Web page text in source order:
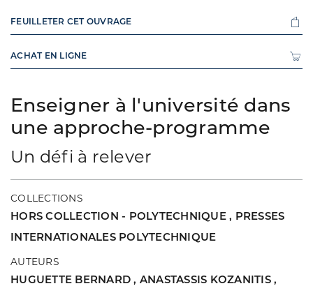
Enseigner à l'université dans
une approche-programme
Un défi à relever
COLLECTIONS
HORS COLLECTION - POLYTECHNIQUE , PRESSES
INTERNATIONALES POLYTECHNIQUE
AUTEURS
HUGUETTE BERNARD, ANASTASSIS KOZANITIS ,
FEUILLETER CET OUVRAGE
ACHAT EN LIGNE